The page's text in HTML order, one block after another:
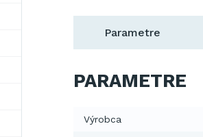
Parametre
PARAMETRE
Výrobca